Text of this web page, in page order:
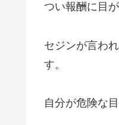
つい報酬に目
セジンが言わ
す。
自分が危険な